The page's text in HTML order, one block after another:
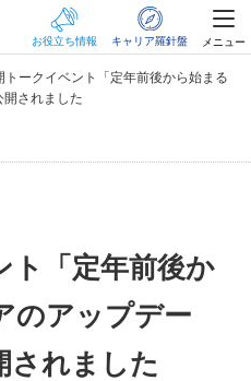
お役立ち情報 キャリア羅針盤 メニュー
トークイベント「定年前後から始まる
されました
ト「定年前後か
のアップデー
されました